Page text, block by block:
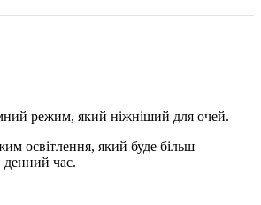
режим, який ніжніший для очей.
освітлення, який буде більш
час.